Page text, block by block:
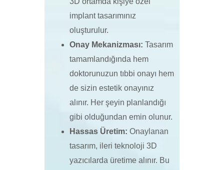
implant tasarımınız
oluşturulur.
Onay Mekanizması: Tasarım
tamamlandığında hem
doktorunuzun tıbbi onayı hem
de sizin estetik onayınız
alınır. Her şeyin planlandığı
gibi olduğundan emin olunur.
Hassas Üretim: Onaylanan
tasarım, ileri teknoloji 3D
yazıcılarda üretime alınır. Bu